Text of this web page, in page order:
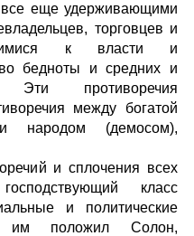
еще удерживающими
торговцев и
к власти и
бедноты и средних и
Эти противоречия
между богатой
народом (демосом),
и сплочения всех
класс
и политические
им положил Солон,